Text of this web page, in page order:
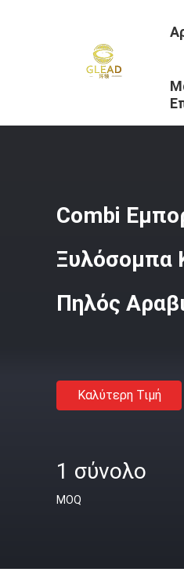
Combi
Ξυλόσομπα
Πηλός
Καλύτερη Τιμή
1 σύνολο
MOQ